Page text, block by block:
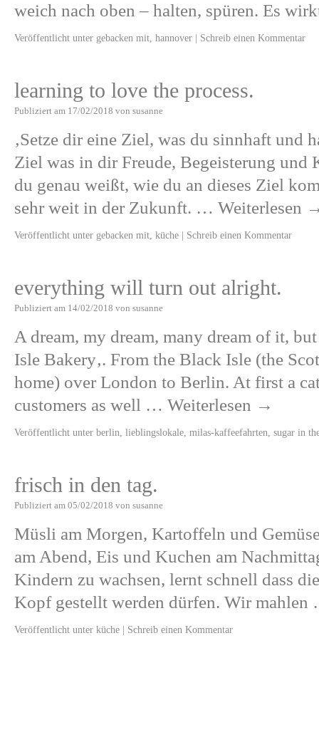
weich nach oben – halten, spüren. Es
Veröffentlicht unter gebacken mit hannover | Schreib einen Kommentar
learning to love the process.
Publiziert am 17/02/2018 von susanne
‚Setze dir eine Ziel, was du sinnhaft und
Ziel was in dir Freude, Begeisterung und
du genau weißt, wie du an dieses Ziel
sehr weit in der Zukunft. … Weiterlesen
Veröffentlicht unter gebacken mit küche | Schreib einen Kommentar
everything will turn out alright.
Publiziert am 14/02/2018 von susanne
A dream, my dream, many dream of it,
Isle Bakery‚. From the Black Isle (the
home) over London to Berlin. At first a
customers as well … Weiterlesen →
Veröffentlicht unter berlin lieblingslokale milas-kaffeefahrten sugar in
frisch in den tag.
Publiziert am 05/02/2018 von susanne
Müsli am Morgen, Kartoffeln und
am Abend, Eis und Kuchen am
Kindern zu wachsen, lernt schnell dass
Kopf gestellt werden dürfen. Wir
Veröffentlicht unter küche | Schreib einen Kommentar